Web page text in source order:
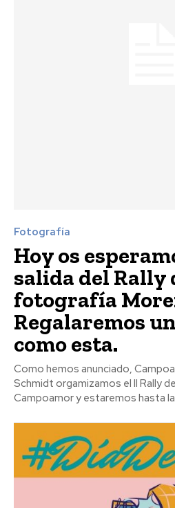
Fotografía
Hoy os
salida del Rally
fotografía
Regalaremos
como esta.
Como hemos anunciado,
Schmidt orgamizamos el II Rally
Campoamor y estaremos hasta